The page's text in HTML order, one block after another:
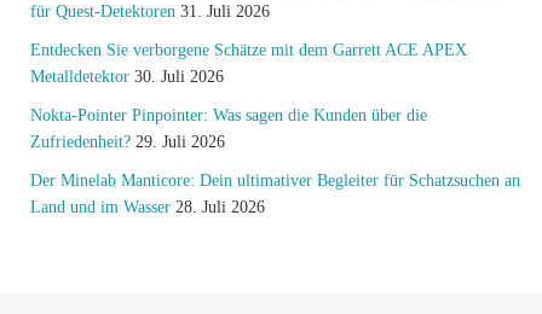
für Quest-Detektoren 31. Juli 2026
Entdecken Sie verborgene Schätze mit dem Garrett ACE APEX
Metalldetektor 30. Juli 2026
Nokta-Pointer Pinpointer: Was sagen die Kunden über die
Zufriedenheit? 29. Juli 2026
Der Minelab Manticore: Dein ultimativer Begleiter für Schatzsuchen an
Land und im Wasser 28. Juli 2026